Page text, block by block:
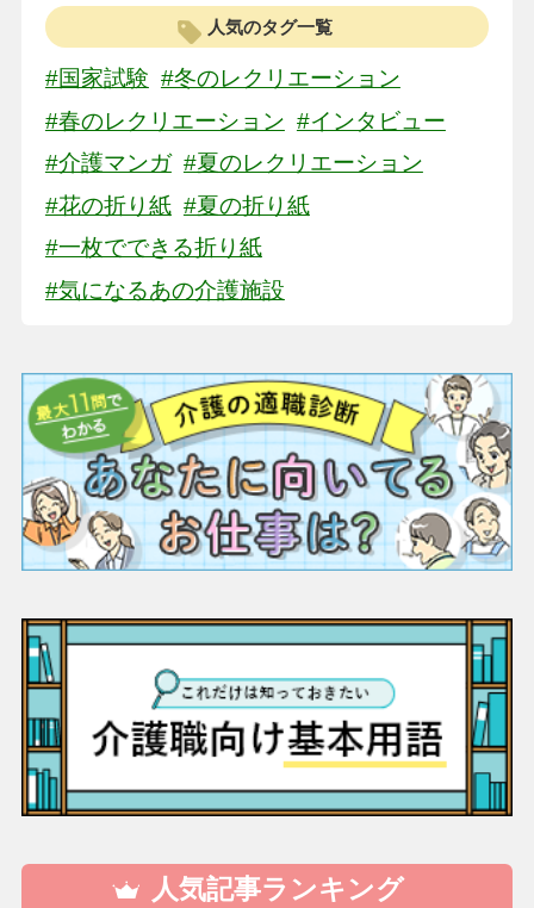
人気のタグ一覧
#国家試験 #冬のレクリエーション
#春のレクリエーション #インタビュー
#介護マンガ #夏のレクリエーション
#花の折り紙 #夏の折り紙
#一枚でできる折り紙
#気になるあの介護施設
人気記事ランキング